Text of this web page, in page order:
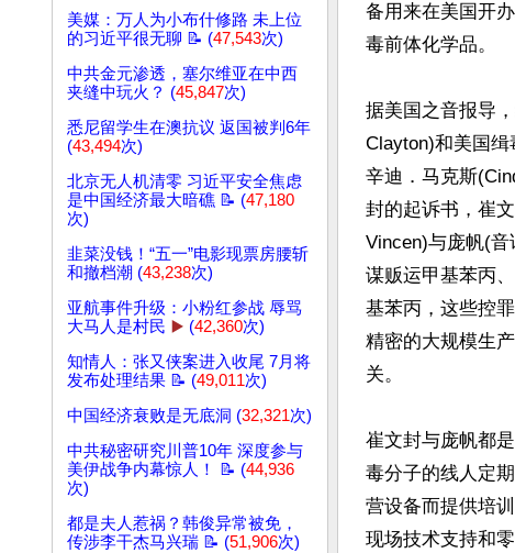
美媒：万人为小布什修路 未上位
的习近平很无聊 📝 (47,543次)
中共金元渗透，塞尔维亚在中西
夹缝中玩火？ (45,847次)
悉尼留学生在澳抗议 返国被判6年
(43,494次)
北京无人机清零 习近平安全焦虑
是中国经济最大暗礁 📝 (47,180
次)
韭菜没钱！“五一”电影现票房腰斩
和撤档潮 (43,238次)
亚航事件升级：小粉红参战 辱骂
大马人是村民 ▶️ (42,360次)
知情人：张又侠案进入收尾 7月将
发布处理结果 📝 (49,011次)
中国经济衰败是无底洞 (32,321次)
中共秘密研究川普10年 深度参与
美伊战争内幕惊人！ 📝 (44,936
次)
都是夫人惹祸？韩俊异常被免，
传涉李干杰马兴瑞 📝 (51,906次)
备用来在美国开
毒前体化学品。
据美国之音报导
Clayton)和美国
辛迪．马克斯
封的起诉书，崔
Vincen)与庞帆(
谋贩运甲基苯丙
基苯丙，这些控
精密的大规模生
关。
崔文封与庞帆都
毒分子的线人定
营设备而提供培
现场技术支持和